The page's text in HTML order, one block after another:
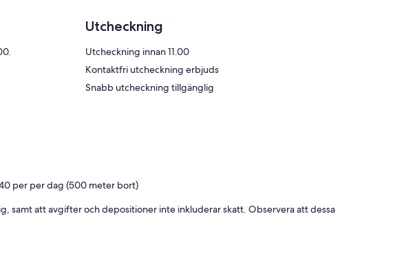
Utcheckning
Utcheckning innan 11.00
Kontaktfri utcheckning erbjuds
Snabb utcheckning tillgänglig
per per dag (500 meter bort)
samt att avgifter och depositioner inte inkluderar skatt. Observera att dessa